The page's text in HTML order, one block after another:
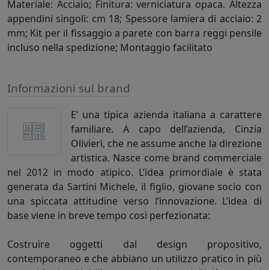
Materiale: Acciaio; Finitura: verniciatura opaca. Altezza
appendini singoli: cm 18; Spessore lamiera di acciaio: 2
mm; Kit per il fissaggio a parete con barra reggi pensile
incluso nella spedizione; Montaggio facilitato
Informazioni sul brand
E’ una tipica azienda italiana a carattere
familiare. A capo dell’azienda, Cinzia
Olivieri, che ne assume anche la direzione
artistica. Nasce come brand commerciale
nel 2012 in modo atipico. L’idea primordiale è stata
generata da Sartini Michele, il figlio, giovane socio con
una spiccata attitudine verso l’innovazione. L’idea di
base viene in breve tempo così perfezionata:
Costruire oggetti dal design propositivo,
contemporaneo e che abbiano un utilizzo pratico in più